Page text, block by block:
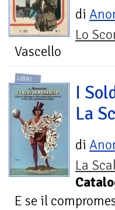
di
Lo
Vascello
LIBRI
I
La
di
La
E se il